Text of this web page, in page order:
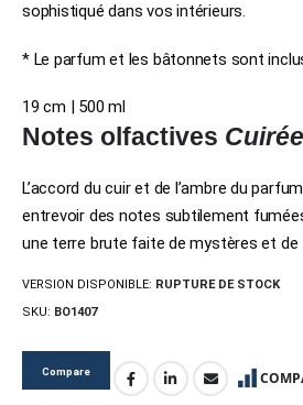
sophistiqué dans vos intérieurs.
* Le parfum et les bâtonnets sont
19 cm | 500 ml
Notes olfactives Cuirée
L’accord du cuir et de l’ambre du
entrevoir des notes subtilement
une terre brute faite de mystères et de
VERSION DISPONIBLE: RUPTURE DE STOCK
SKU: BO1407
Compare